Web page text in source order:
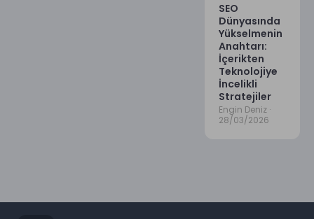
SEO
Dünyasında
Yükselmenin
Anahtarı:
İçerikten
Teknolojiye
İncelikli
Stratejiler
Engin Deniz
28/03/2026